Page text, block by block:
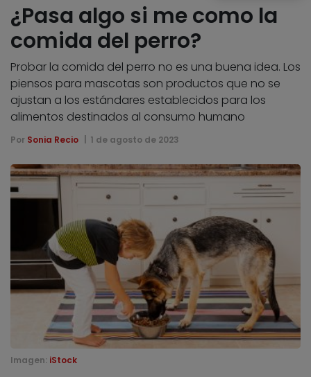
¿Pasa algo si me como la
comida del perro?
Probar la comida del perro no es una buena idea. Los
piensos para mascotas son productos que no se
ajustan a los estándares establecidos para los
alimentos destinados al consumo humano
Por Sonia Recio 1 de agosto de 2023
Imagen: iStock